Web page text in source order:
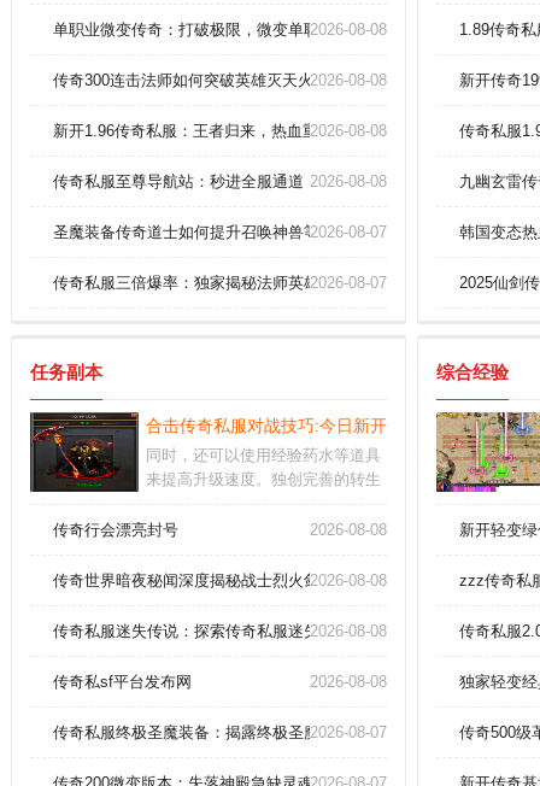
入了全新的战斗元素，带玩家体验
境仙地等着你来挑战，争夺更多珍
单职业微变传奇：打破极限，微变单职制霸全服！
2026-08-08
传奇300连击法师如何突破英雄灭天火极限伤害？
2026-08-08
新开1.96传奇私服：王者归来，热血重燃！2026-08-08
传奇私服至尊导航站：秒进全服通道，称霸沙巴克之城！
2026-08-08
圣魔装备传奇道士如何提升召唤神兽等级！2026-08-07
传奇私服三倍爆率：独家揭秘法师英雄冰咆哮终极奥义！
2026-08-07
1.89传奇
新开传奇
传奇私服
九幽玄雷
韩国变态
2025仙剑
任务副本
合击传奇私服对战技巧:今日新开传奇简单解析战士
同时，还可以使用经验药水等道具
来提高升级速度。独创完善的转生
往挑战守门怪,人物觉醒实战全面升
十足的挑战每个人都可以参与。
传奇行会漂亮封号 2026-08-08
传奇世界暗夜秘闻深度揭秘战士烈火剑法终极奥义？
2026-08-08
传奇私服迷失传说：探索传奇私服迷失传说版本，解开神秘之谜
2026-08-08
传奇私sf平台发布网 2026-08-08
传奇私服终极圣魔装备：揭露终极圣魔套装的隐藏属性！
2026-08-07
综合经验
新开轻变
zzz传奇私
传奇私服
独家轻变
传奇500级